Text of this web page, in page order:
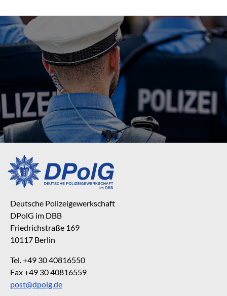
Deutsche Polizeigewerkschaft
DPolG im DBB
Friedrichstraße 169
10117 Berlin
Tel. +49 30 40816550
Fax +49 30 40816559
post@dpolg.de